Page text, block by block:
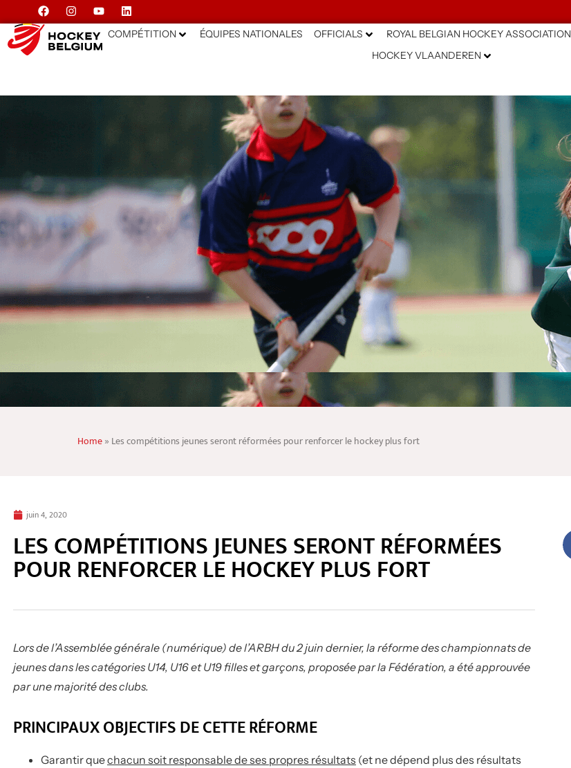
COMPÉTITION ÉQUIPES NATIONALES OFFICIALS ROYAL BELGIAN HOCKEY ASSOCIATION
HOCKEY VLAANDEREN
Home» Les compétitions jeunes seront réformées pour renforcer le hockey plus fort
juin 4, 2020
LES COMPÉTITIONS JEUNES SERONT RÉFORMÉES
POUR RENFORCER LE HOCKEY PLUS FORT
Lors de l’Assemblée générale (numérique) de l’ARBH du 2 juin dernier, la réforme des championnats de
jeunes dans les catégories U14, U16 et U19 filles et garçons, proposée par la Fédération, a été approuvée
par une majorité des clubs.
PRINCIPAUX OBJECTIFS DE CETTE RÉFORME
Garantir quechacun soit responsable de ses propres résultats (et ne dépend plus des résultats